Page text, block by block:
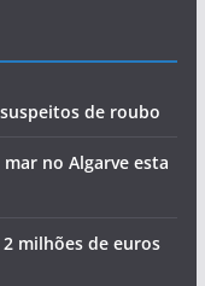
de roubo
no Algarve esta
milhões de euros